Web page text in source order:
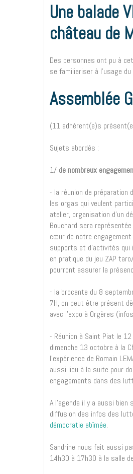
Une balade
château de
Des personnes ont pu à
se familiariser à l’usage
Assemblée
(11 adhérent(e)s
Sujets abordés :
1/ de nombreux
- la réunion de
les orgas qui veulent
atelier, organisation d'un
Bouchard sera
cœur de notre
supports et d’activités
en pratique du jeu ZAP
pourront assurer la
- la brocante du 8
7H, on peut être présent
avec l’expo à Orgères
- Réunion à Saint Piat le 12
dimanche 13 octobre à la
l’expérience de Romain
aussi lieu à la suite pour
engagements dans des
A l’agenda il y a aussi
diffusion des infos des
démocratie abîmée.
Sandrine nous fait aussi
14h30 à 17h30 à la salle